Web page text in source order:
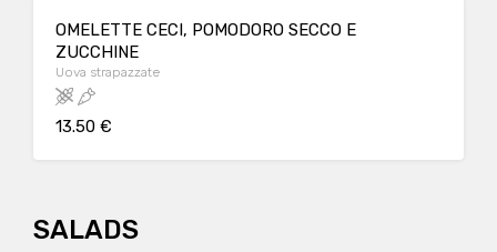
OMELETTE CECI, POMODORO SECCO E
ZUCCHINE
Uova strapazzate
13.50 €
SALADS